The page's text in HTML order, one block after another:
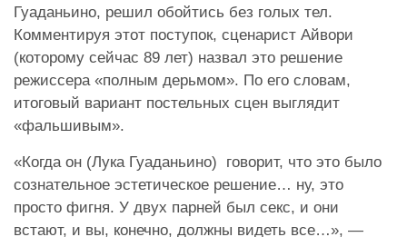
Гуаданьино, решил обойтись без голых тел.
Комментируя этот поступок, сценарист Айвори
(которому сейчас 89 лет) назвал это решение
режиссера «полным дерьмом». По его словам,
итоговый вариант постельных сцен выглядит
«фальшивым».
«Когда он (Лука Гуаданьино) говорит, что это было
сознательное эстетическое решение… ну, это
просто фигня. У двух парней был секс, и они
встают, и вы, конечно, должны видеть все…», —